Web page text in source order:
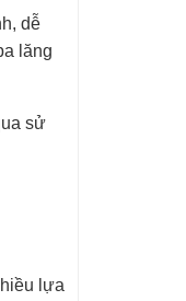
dễ
lăng
sử
lựa